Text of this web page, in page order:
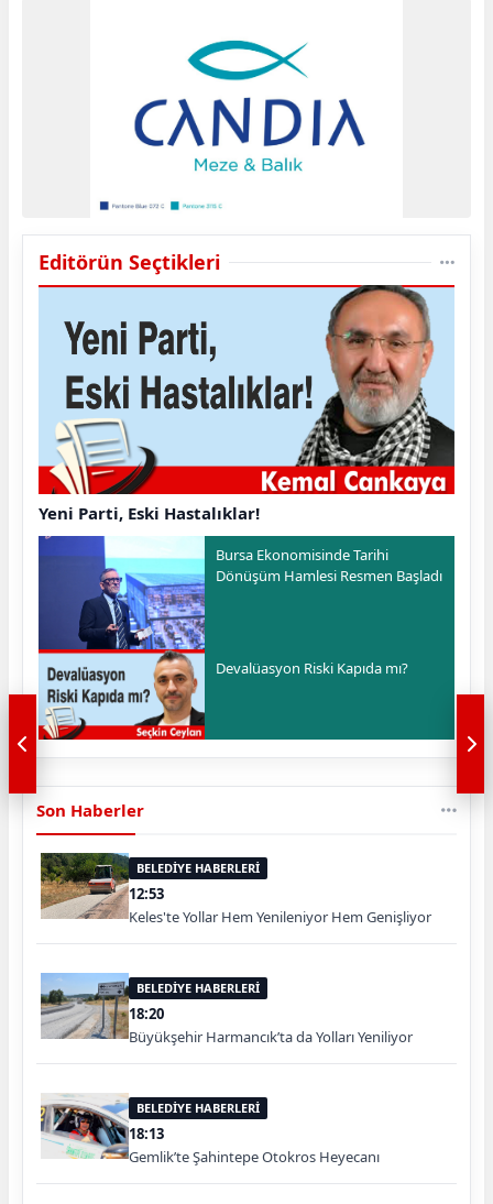
Editörün Seçtikleri
Yeni Parti, Eski Hastalıklar!
Bursa Ekonomisinde Tarihi
Dönüşüm Hamlesi Resmen Başladı
Devalüasyon Riski Kapıda mı?
Son Haberler
BELEDİYE HABERLERİ
12:53
Keles'te Yollar Hem Yenileniyor Hem Genişliyor
BELEDİYE HABERLERİ
18:20
Büyükşehir Harmancık’ta da Yolları Yeniliyor
BELEDİYE HABERLERİ
18:13
Gemlik’te Şahintepe Otokros Heyecanı